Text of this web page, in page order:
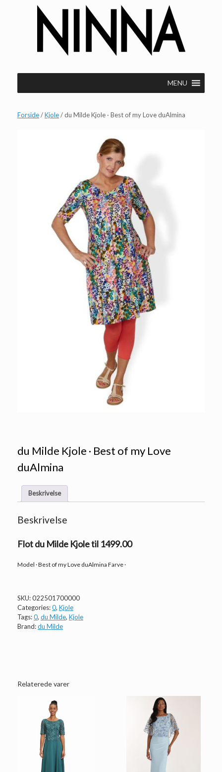
MENU
Forside/Kjole/ du Milde Kjole · Best of my Love duAlmina
du Milde Kjole · Best of my Love
duAlmina
Beskrivelse
Beskrivelse
Flot du Milde Kjole til 1499.00
Model · Best of my Love duAlmina Farve ·
SKU:022501700000
Categories:0, Kjole
Tags:0, du Milde, Kjole
Brand:du Milde
Relaterede varer